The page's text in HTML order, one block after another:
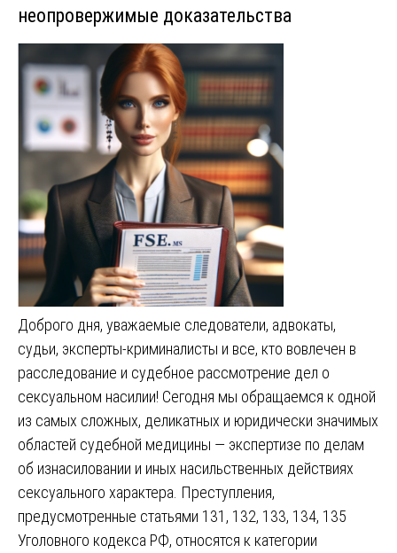
неопровержимые доказательства
Доброго дня, уважаемые следователи, адвокаты,
судьи, эксперты-криминалисты и все, кто вовлечен в
расследование и судебное рассмотрение дел о
сексуальном насилии! Сегодня мы обращаемся к одной
из самых сложных, деликатных и юридически значимых
областей судебной медицины — экспертизе по делам
об изнасиловании и иных насильственных действиях
сексуального характера. Преступления,
предусмотренные статьями 131, 132, 133, 134, 135
Уголовного кодекса РФ, относятся к категории